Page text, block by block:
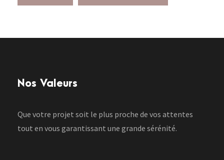
Nos Valeurs
Que votre projet soit le plus proche de vos attentes
tout en vous garantissant une grande sérénité.